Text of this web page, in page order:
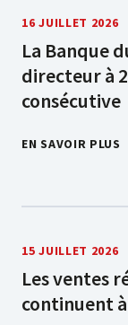
16 JUILLET 2026
La Banque
directeur à
consécutive
EN SAVOIR PLUS
15 JUILLET 2026
Les ventes
continuent